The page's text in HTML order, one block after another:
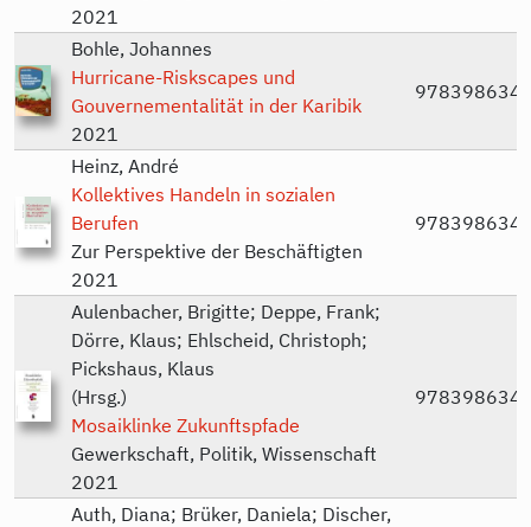
2021
Bohle, Johannes
Hurricane-Riskscapes und
Gouvernementalität in der Karibik
2021
Heinz, André
Kollektives Handeln in sozialen
Berufen
Zur Perspektive der Beschäftigten
2021
Aulenbacher, Brigitte; Deppe, Frank;
Dörre, Klaus; Ehlscheid, Christoph;
Pickshaus, Klaus
(Hrsg.)
Mosaiklinke Zukunftspfade
Gewerkschaft, Politik, Wissenschaft
2021
Auth, Diana; Brüker, Daniela; Discher,